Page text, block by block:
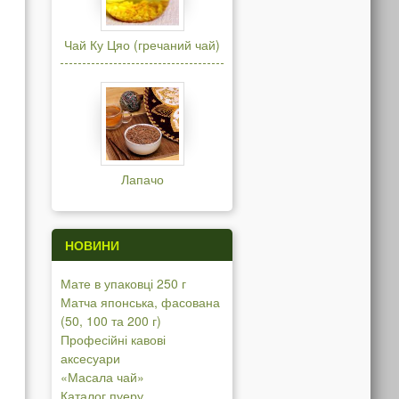
Чай Ку Цяо (гречаний чай)
Лапачо
НОВИНИ
Мате в упаковці 250 г
Матча японська, фасована
(50, 100 та 200 г)
Професійні кавові
аксесуари
«Масала чай»